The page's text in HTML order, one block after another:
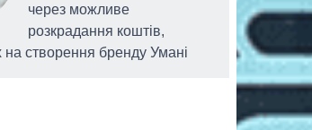
через можливе
розкрадання коштів,
на створення бренду Умані